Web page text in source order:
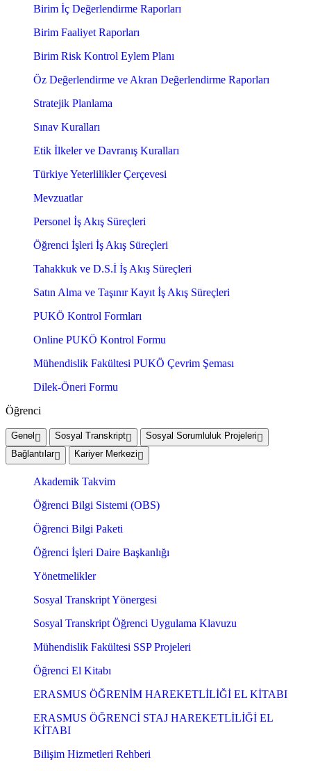
Birim İç Değerlendirme Raporları
Birim Faaliyet Raporları
Birim Risk Kontrol Eylem Planı
Öz Değerlendirme ve Akran Değerlendirme Raporları
Stratejik Planlama
Sınav Kuralları
Etik İlkeler ve Davranış Kuralları
Türkiye Yeterlilikler Çerçevesi
Mevzuatlar
Personel İş Akış Süreçleri
Öğrenci İşleri İş Akış Süreçleri
Tahakkuk ve D.S.İ İş Akış Süreçleri
Satın Alma ve Taşınır Kayıt İş Akış Süreçleri
PUKÖ Kontrol Formları
Online PUKÖ Kontrol Formu
Mühendislik Fakültesi PUKÖ Çevrim Şeması
Dilek-Öneri Formu
Öğrenci
Genel Sosyal Transkript
Sosyal Sorumluluk Projeleri
Bağlantılar
Kariyer Merkezi
Akademik Takvim
Öğrenci Bilgi Sistemi (OBS)
Öğrenci Bilgi Paketi
Öğrenci İşleri Daire Başkanlığı
Yönetmelikler
Sosyal Transkript Yönergesi
Sosyal Transkript Öğrenci Uygulama Klavuzu
Mühendislik Fakültesi SSP Projeleri
Öğrenci El Kitabı
ERASMUS ÖĞRENİM HAREKETLİLİĞİ EL KİTABI
ERASMUS ÖĞRENCİ STAJ HAREKETLİLİĞİ EL
KİTABI
Bilişim Hizmetleri Rehberi